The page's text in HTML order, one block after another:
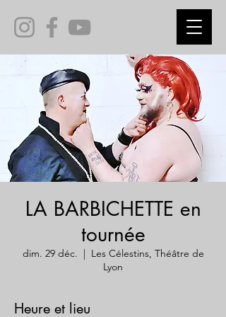
LA BARBICHETTE en
tournée
dim. 29 déc.
  |
Les Célestins, Théâtre de
Lyon
Heure et lieu